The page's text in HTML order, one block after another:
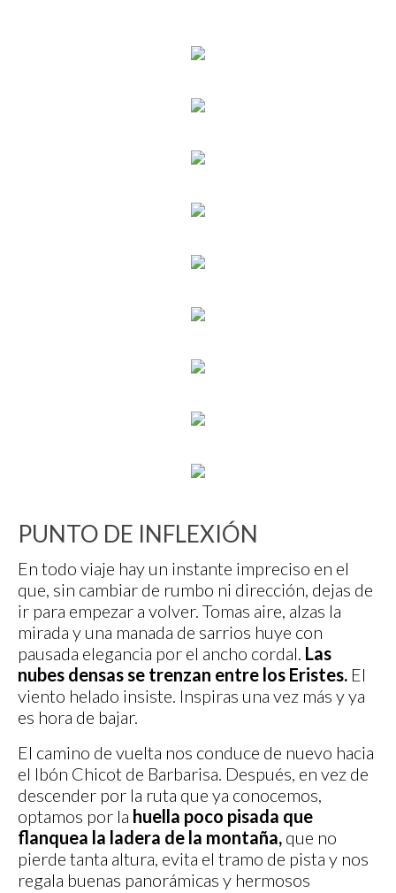
PUNTO DE INFLEXIÓN
En todo viaje hay un instante impreciso en el
que, sin cambiar de rumbo ni dirección, dejas de
ir para empezar a volver. Tomas aire, alzas la
mirada y una manada de sarrios huye con
pausada elegancia por el ancho cordal. Las
nubes densas se trenzan entre los Eristes. El
viento helado insiste. Inspiras una vez más y ya
es hora de bajar.
El camino de vuelta nos conduce de nuevo hacia
el Ibón Chicot de Barbarisa. Después, en vez de
descender por la ruta que ya conocemos,
optamos por la huella poco pisada que
flanquea la ladera de la montaña, que no
pierde tanta altura, evita el tramo de pista y nos
regala buenas panorámicas y hermosos